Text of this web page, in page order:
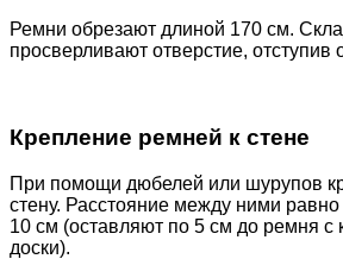
Ремни обрезают длиной 170 см.
просверливают отверстие, отступив
Крепление ремней к стене
При помощи дюбелей или шурупов
стену. Расстояние между ними
10 см (оставляют по 5 см до ремня с
доски).